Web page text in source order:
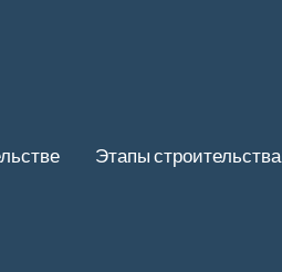
Этапы строительства